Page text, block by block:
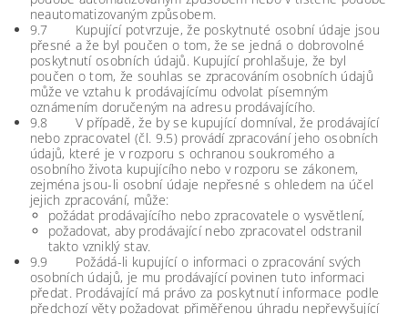
neautomatizovaným způsobem.
9.7 Kupující potvrzuje, že poskytnuté osobní údaje jsou
přesné a že byl poučen o tom, že se jedná o dobrovolné
poskytnutí osobních údajů. Kupující prohlašuje, že byl
poučen o tom, že souhlas se zpracováním osobních údajů
může ve vztahu k prodávajícímu odvolat písemným
oznámením doručeným na adresu prodávajícího.
9.8 V případě, že by se kupující domníval, že prodávající
nebo zpracovatel (čl. 9.5) provádí zpracování jeho osobních
údajů, které je v rozporu s ochranou soukromého a
osobního života kupujícího nebo v rozporu se zákonem,
zejména jsou-li osobní údaje nepřesné s ohledem na účel
jejich zpracování, může:
požádat prodávajícího nebo zpracovatele o vysvětlení,
požadovat, aby prodávající nebo zpracovatel odstranil
takto vzniklý stav.
9.9 Požádá-li kupující o informaci o zpracování svých
osobních údajů, je mu prodávající povinen tuto informaci
předat. Prodávající má právo za poskytnutí informace podle
předchozí věty požadovat přiměřenou úhradu nepřevyšující